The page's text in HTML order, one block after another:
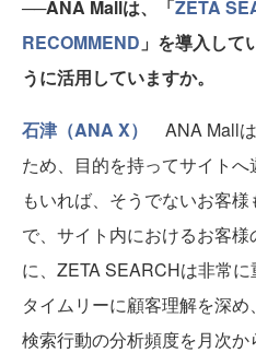
──ANA Mallは、「ZETA
RECOMMEND 」を導入して
うに活用していますか。
石津（ANA X）
ANA Mall
ため、目的を持ってサイト
もいれば、そうでないお客
で、サイト内におけるお客
に、ZETA SEARCHは非常
タイムリーに顧客理解を深め
検索行動の分析頻度を月次か